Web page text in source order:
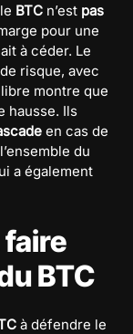
BTC n’est pas
pour une
à céder. Le
risque, avec
montre que
hausse. Ils
en cas de
du
a également
faire
BTC
à défendre le